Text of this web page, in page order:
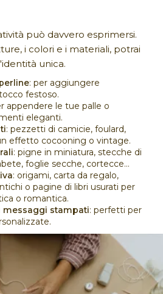
può davvero esprimersi.
i colori e i materiali, potrai
unica.
: per aggiungere
festoso.
appendere le tue palle o
eleganti.
: pezzetti di camicie, foulard,
effetto cocooning o vintage.
: pigne in miniatura, stecche di
foglie secche, cortecce...
: origami, carta da regalo,
o pagine di libri usurati per
o romantica.
stampati: perfetti per